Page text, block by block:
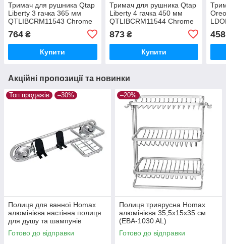
Тримач для рушника Qtap
Liberty 3 гачка 365 мм
QTLIBCRM11543 Chrome
764 ₴
Купити
Тримач для рушника Qtap
Liberty 4 гачка 450 мм
QTLIBCRM11544 Chrome
873₴
Купити
458
Акційні пропозиції та новинки
Топ продажів –30%
Полиця для ванної Homax
алюмінієва настінна полиця
для душу та шампунів
органайзер у ванну (EBA-
3178 AL)
Готово до відправки
–20%
Полиця триярусна Homax
алюмінієва 35,5x15x35 см
(EBA-1030 AL)
Готово до відправки